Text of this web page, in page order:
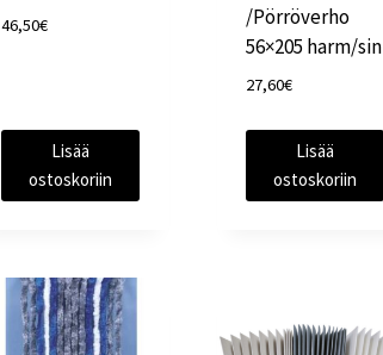
46,50€
Lisää
ostoskoriin
/Pörröverho
56×205 harm/sin
27,60€
Lisää
ostoskoriin